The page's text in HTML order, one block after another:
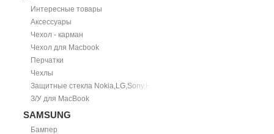
Интересные товары
Аксессуары
Чехол - карман
Чехол для Macbook
Перчатки
Чехлы
Защитные стекла Nokia,LG,Sony,HTC
З/У для MacBook
SAMSUNG
Бампер